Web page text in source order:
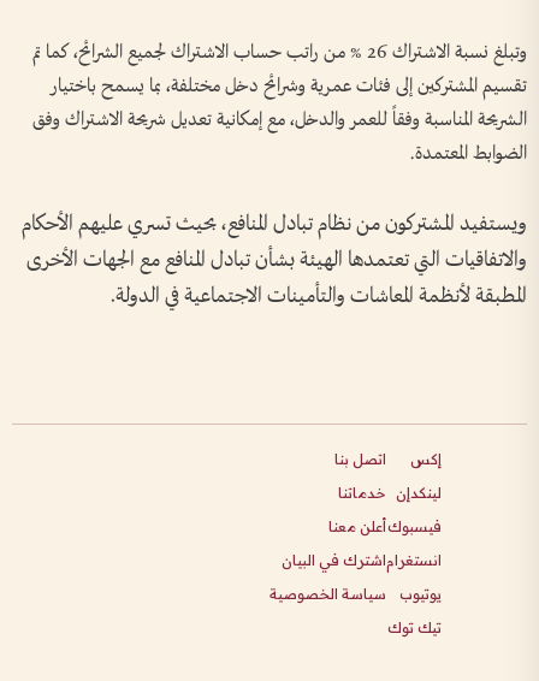
وتبلغ نسبة الاشتراك 26 % من راتب حساب الاشتراك لجميع الشرائح، كما تم
تقسيم المشتركين إلى فئات عمرية وشرائح دخل مختلفة، بما يسمح باختيار
الشريحة المناسبة وفقاً للعمر والدخل، مع إمكانية تعديل شريحة الاشتراك وفق
الضوابط المعتمدة.
ويستفيد المشتركون من نظام تبادل المنافع، بحيث تسري عليهم الأحكام
والاتفاقيات التي تعتمدها الهيئة بشأن تبادل المنافع مع الجهات الأخرى
المطبقة لأنظمة المعاشات والتأمينات الاجتماعية في الدولة.
إكس
لينكدإن
فيسبوك
انستغرام
يوتيوب
تيك توك
اتصل بنا
خدماتنا
أعلن معنا
اشترك في البيان
سياسة الخصوصية